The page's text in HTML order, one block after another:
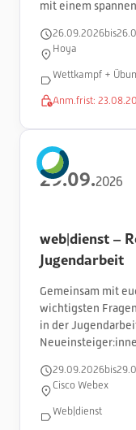
mit einem
26.09.2026bis26.
Hoya
Wettkampf +
Anm.frist: 23 08
29.09.2026
web|dienst –
Jugendarbeit
Gemeinsam mit
wichtigsten
in der
29.09.2026bis29.
Cisco Webex
Web|dienst